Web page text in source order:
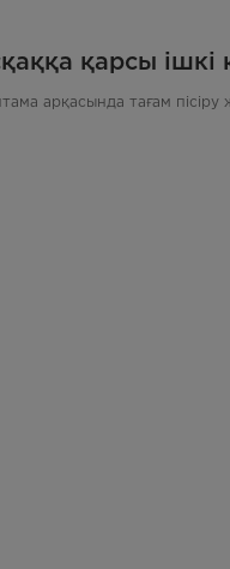
қарсы ішкі
арқасында тағам пісіру